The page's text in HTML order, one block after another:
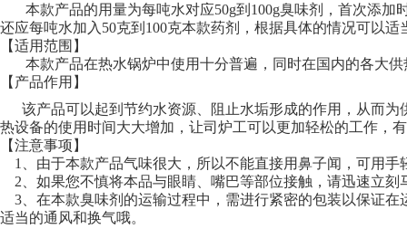
本款产品的用量为每吨水对应50g到100g臭味剂，首次添加
还应每吨水加入50克到100克本款药剂，根据具体的情况可以适
【适用范围】
本款产品在热水锅炉中使用十分普遍，同时在国内的各大
【产品作用】
该产品可以起到节约水资源、阻止水垢形成的作用，从而为
热设备的使用时间大大增加，让司炉工可以更加轻松的工作，
【注意事项】
1、由于本款产品气味很大，所以不能直接用鼻子闻，可用手
2、如果您不慎将本品与眼睛、嘴巴等部位接触，请迅速立刻
3、在本款臭味剂的运输过程中，需进行紧密的包装以保证
适当的通风和换气哦。